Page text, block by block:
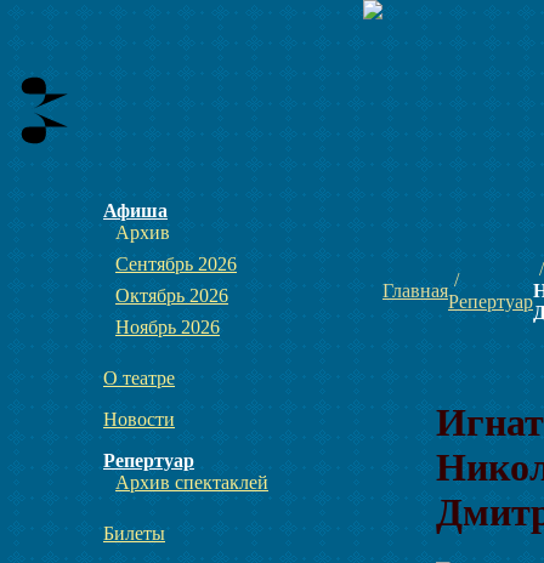
Афиша
Архив
Сентябрь 2026
Октябрь 2026
Ноябрь 2026
О театре
Новости
Репертуар
Архив спектаклей
Билеты
Главная
Репертуар